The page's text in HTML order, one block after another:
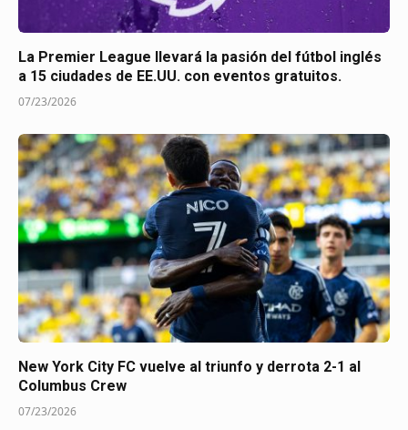
La Premier League llevará la pasión del fútbol inglés
a 15 ciudades de EE.UU. con eventos gratuitos.
07/23/2026
New York City FC vuelve al triunfo y derrota 2-1 al
Columbus Crew
07/23/2026